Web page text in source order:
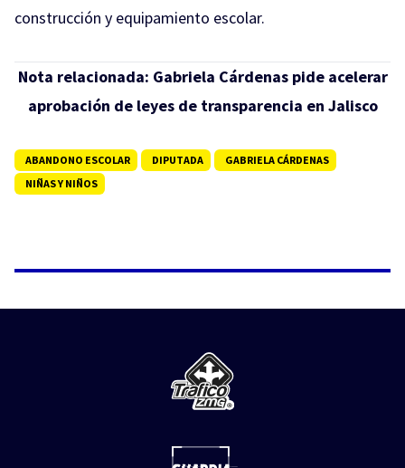
construcción y equipamiento escolar.
Nota relacionada: Gabriela Cárdenas pide acelerar
aprobación de leyes de transparencia en Jalisco
ABANDONO ESCOLAR DIPUTADA
GABRIELA CÁRDENAS
NIÑAS Y NIÑOS